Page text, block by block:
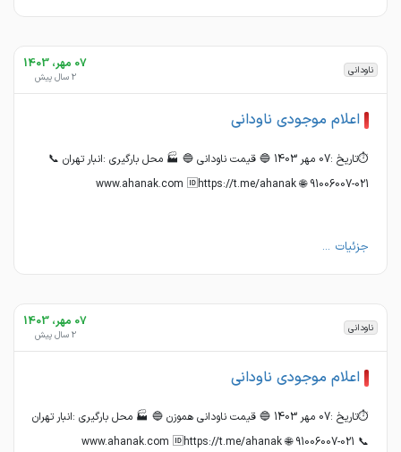
ناودانی 07 مهر، 1403
2 سال پیش
اعلام موجودی ناودانی
⏱تاریخ :07 مهر 1403 🔵 قیمت ناودانی 🔵 🏭 محل بارگیری :انبار تهران 📞
021-91006007 🌐 www.ahanak.com 🆔https://t.me/ahanak
جزئیات ...
ناودانی 07 مهر، 1403
2 سال پیش
اعلام موجودی ناودانی
⏱تاریخ :07 مهر 1403 🔵 قیمت ناودانی هموزن 🔵 🏭 محل بارگیری :انبار تهران
📞 021-91006007 🌐 www.ahanak.com 🆔https://t.me/ahanak